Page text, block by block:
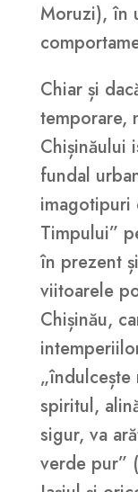
Moruzi), în
Chiar și
temporare,
Chișinăului
fundal
imagotipuri
Timpului”
în prezent
viitoarele
Chișinău,
„îndulcește
spiritul,
sigur, va
verde pur”